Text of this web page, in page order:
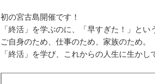
初の宮古島開催です！
「終活」を学ぶのに、「早すぎた！」とい
ご自身のため、仕事のため、家族のため。
「終活」を学び、これからの人生に生かし